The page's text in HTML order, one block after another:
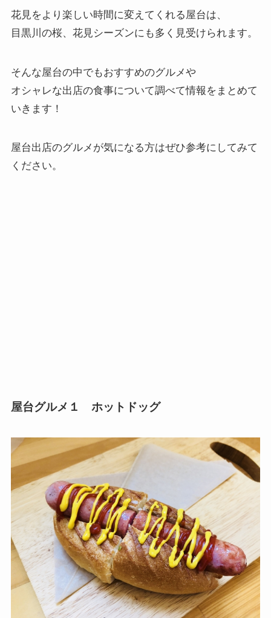
花見をより楽しい時間に変えてくれる屋台は、
目黒川の桜、花見シーズンにも多く見受けられます。
そんな屋台の中でもおすすめのグルメや
オシャレな出店の食事について調べて情報をまとめて
いきます！
屋台出店のグルメが気になる方はぜひ参考にしてみて
ください。
屋台グルメ１ ホットドッグ